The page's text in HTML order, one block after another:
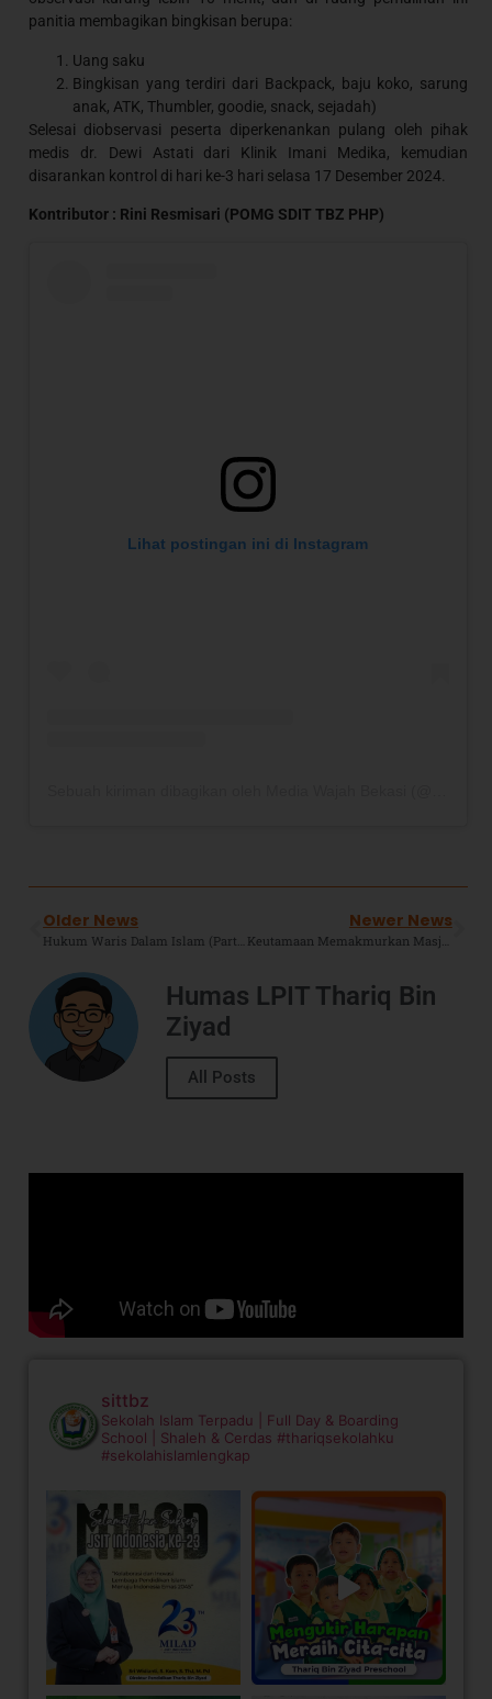
panitia membagikan bingkisan berupa:
Uang saku
Bingkisan yang terdiri dari Backpack, baju koko, sarung
anak, ATK, Thumbler, goodie, snack, sejadah)
Selesai diobservasi peserta diperkenankan pulang oleh pihak
medis dr. Dewi Astati dari Klinik Imani Medika, kemudian
disarankan kontrol di hari ke-3 hari selasa 17 Desember 2024.
Kontributor : Rini Resmisari (POMG SDIT TBZ PHP)
Lihat postingan ini di Instagram
Older News Newer News
Humas LPIT Thariq Bin
Ziyad
All Posts
sittbz
Sekolah Islam Terpadu | Full Day & Boarding
School | Shaleh & Cerdas #thariqsekolahku
#sekolahislamlengkap